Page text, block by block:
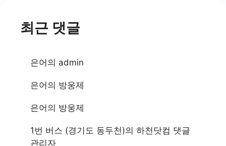
최근 댓글
은어의 admin
은어의 방웅제
은어의 방웅제
1번 버스 (경기도 동두천)의 하천닷컴 댓글
관리자